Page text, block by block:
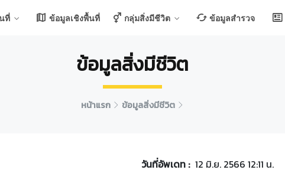
ที่ ข้อมูลเชิงพื้นที่ กลุ่มสิ่งมีชีวิต ข้อมูลสำรวจ
ข้อมูลสิ่งมีชีวิต
หน้าแรก ข้อมูลสิ่งมีชีวิต
วันที่อัพเดท : 12 มิ.ย. 2566 12:11 น.